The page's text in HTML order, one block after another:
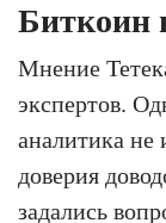
Мнение
экспертов.
аналитика
доверия
задались